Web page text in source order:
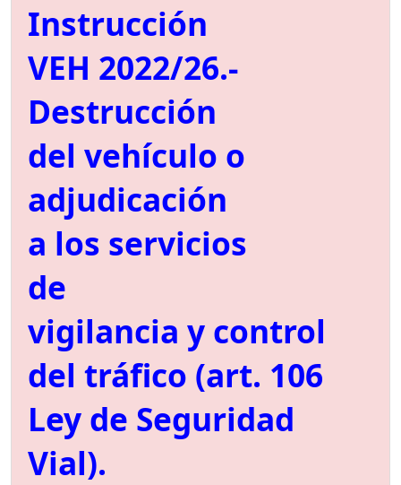
Instrucción
VEH 2022/26.-
Destrucción
del vehículo o
adjudicación
a los servicios
de
vigilancia y control
del tráfico (art. 106
Ley de Seguridad
Vial).